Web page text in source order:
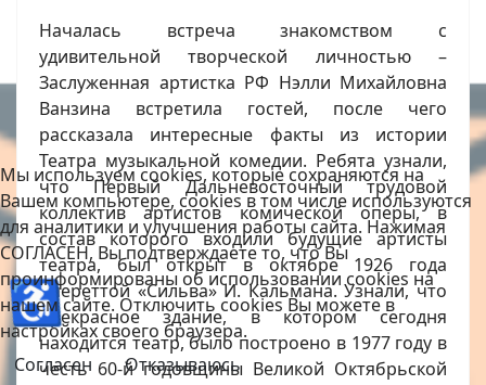
Началась встреча знакомством с
удивительной творческой личностью –
Заслуженная артистка РФ Нэлли Михайловна
Ванзина встретила гостей, после чего
рассказала интересные факты из истории
Театра музыкальной комедии. Ребята узнали,
что Первый Дальневосточный трудовой
коллектив артистов комической оперы, в
состав которого входили будущие артисты
театра, был открыт в октябре 1926 года
опереттой «Сильва» И. Кальмана. Узнали, что
прекрасное здание, в котором сегодня
находится театр, было построено в 1977 году в
честь 60-й годовщины Великой Октябрьской
Мы используем cookies, которые сохраняются на
Вашем компьютере, cookies в том числе используются
для аналитики и улучшения работы сайта. Нажимая
СОГЛАСЕН, Вы подтверждаете то, что Вы
проинформированы об использовании cookies на
нашем сайте. Отключить cookies Вы можете в
настройках своего браузера.
Согласен
Отказываюсь